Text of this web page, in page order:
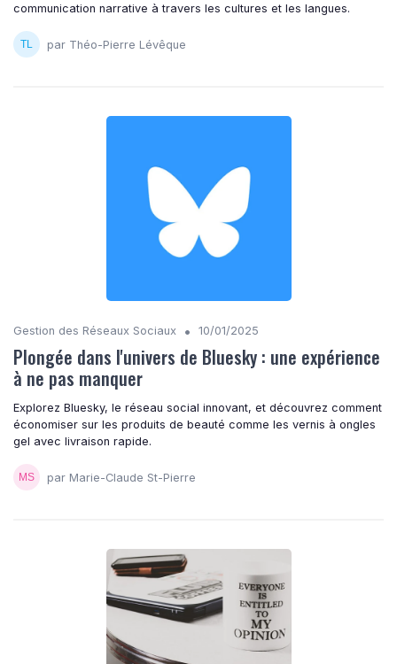
communication narrative à travers les cultures et les langues.
par Théo-Pierre Lévêque
Gestion des Réseaux Sociaux • 10/01/2025
Plongée dans l'univers de Bluesky : une expérience
à ne pas manquer
Explorez Bluesky, le réseau social innovant, et découvrez comment
économiser sur les produits de beauté comme les vernis à ongles
gel avec livraison rapide.
par Marie-Claude St-Pierre